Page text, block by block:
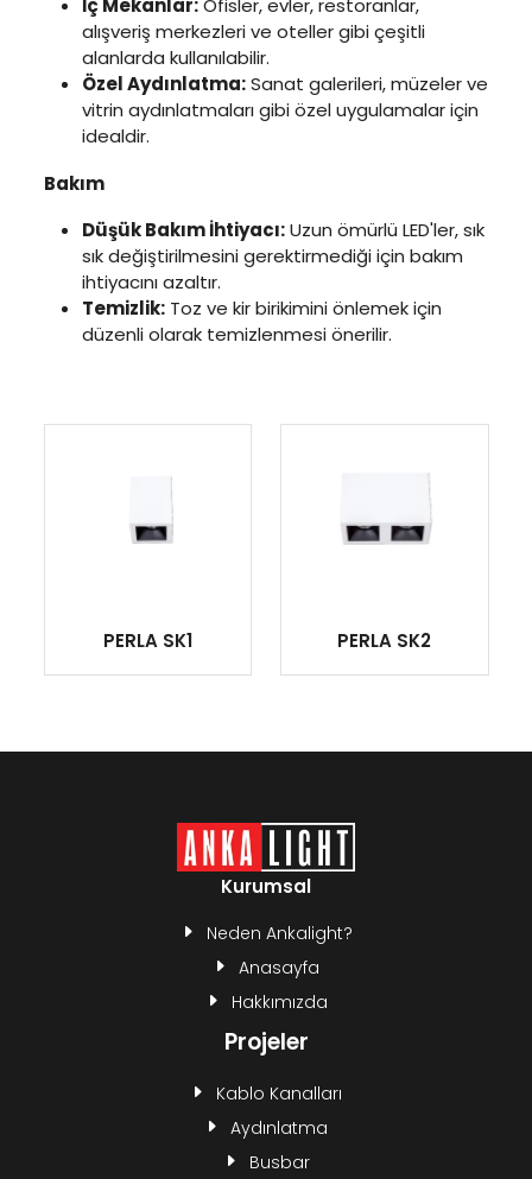
İç Mekanlar:Ofisler, evler, restoranlar,
alışveriş merkezleri ve oteller gibi çeşitli
alanlarda kullanılabilir.
Özel Aydınlatma:Sanat galerileri, müzeler ve
vitrin aydınlatmaları gibi özel uygulamalar için
idealdir.
Bakım
Düşük Bakım İhtiyacı:Uzun ömürlü LED'ler, sık
sık değiştirilmesini gerektirmediği için bakım
ihtiyacını azaltır.
Temizlik:Toz ve kir birikimini önlemek için
düzenli olarak temizlenmesi önerilir.
PERLA SK1 PERLA SK2
Kurumsal
Neden Ankalight?
Anasayfa
Hakkımızda
Projeler
Kablo Kanalları
Aydınlatma
Busbar